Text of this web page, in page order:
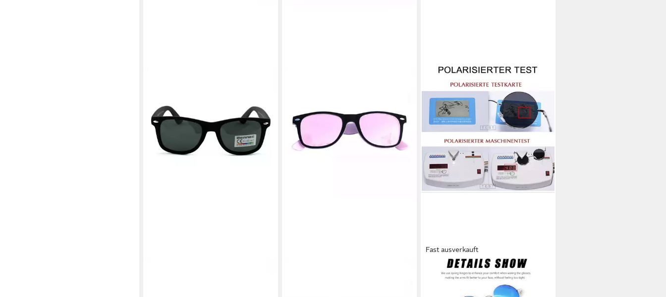
Fast ausverkauft
UE STOCK
Retrosonnenbrille Runde
Sonnenbrille Polarisierte Retro